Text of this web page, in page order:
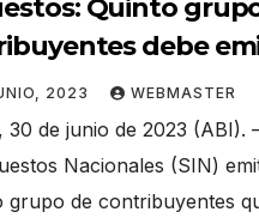
Quinto
debe
electrónica desde
2023 WEBMASTER
30 de junio de 2023 (ABI).
Nacionales (SIN)
grupo de contribuyentes